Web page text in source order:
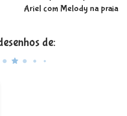
Ariel com Melody na praia
de: